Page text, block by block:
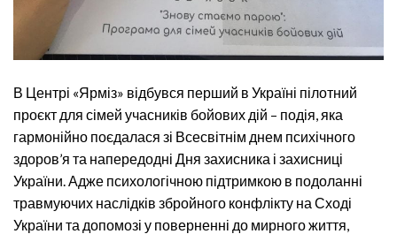
В Центрі «Ярміз» відбувся перший в Україні пілотний
проєкт для сімей учасників бойових дій – подія, яка
гармонійно поєдалася зі Всесвітнім днем психічного
здоров’я та напередодні Дня захисника і захисниці
України. Адже психологічною підтримкою в подоланні
травмуючих наслідків збройного конфлікту на Сході
України та допомозі у поверненні до мирного життя,